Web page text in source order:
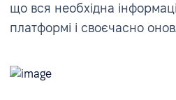
що вся необхідна
платформі і своєчасно